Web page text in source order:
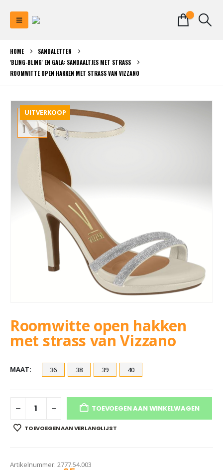
HOME
SANDALETTEN
'BLING-BLING' EN GALA: SANDAALTJES MET STRASS
ROOMWITTE OPEN HAKKEN MET STRASS VAN VIZZANO
UITVERKOOP
Roomwitte open hakken
met strass van Vizzano
MAAT 36 38 39 40
TOEVOEGEN AAN WINKELWAGEN
TOEVOEGEN AAN VERLANGLIJST
Artikelnummer: 2777.54.003